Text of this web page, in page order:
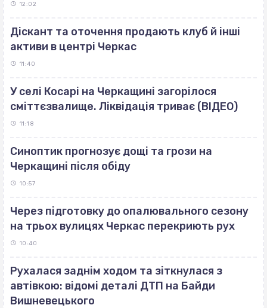
12:02
Діскант та оточення продають клуб й інші
активи в центрі Черкас
11:40
У селі Косарі на Черкащині загорілося
сміттєзвалище. Ліквідація триває (ВІДЕО)
11:18
Синоптик прогнозує дощі та грози на
Черкащині після обіду
10:57
Через підготовку до опалювального сезону
на трьох вулицях Черкас перекриють рух
10:40
Рухалася заднім ходом та зіткнулася з
автівкою: відомі деталі ДТП на Байди
Вишневецького